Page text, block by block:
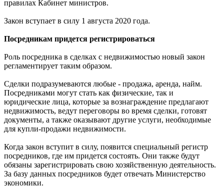
правилах Кабинет министров.
Закон вступает в силу 1 августа 2020 года.
Посредникам придется регистрироваться
Роль посредника в сделках с недвижимостью новый закон
регламентирует таким образом.
Сделки подразумеваются любые - продажа, аренда, найм.
Посредниками могут стать как физические, так и
юридические лица, которые за вознаграждение предлагают
недвижимость, ведут переговоры во время сделки, готовят
документы, а также оказывают другие услуги, необходимые
для купли-продажи недвижимости.
Когда закон вступит в силу, появится специальный регистр
посредников, где им придется состоять. Они также будут
обязаны зарегистрировать свою хозяйственную деятельность.
За базу данных посредников будет отвечать Министерство
экономики.